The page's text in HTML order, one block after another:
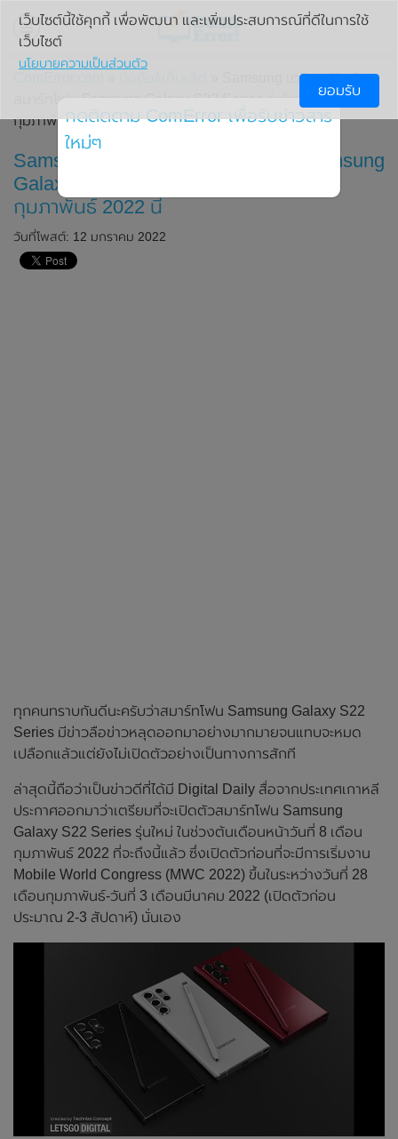
» Samsung เตรียมเปิดตัว
สมาร์ทโฟน Samsung Galaxy S22 Series รุ่นใหม่ ในวันที่ 8
กุมภาพันธ์ 2022 นี้
Samsung เตรียมเปิดตัวสมาร์ทโฟน Samsung
Galaxy S22 Series รุ่นใหม่ ในวันที่ 8
กุมภาพันธ์ 2022 นี้
วันที่โพสต์: 12 มกราคม 2022
ทุกคนทราบกันดีนะครับว่าสมาร์ทโฟน Samsung Galaxy S22
Series มีข่าวลือข่าวหลุดออกมาอย่างมากมายจนแทบจะหมด
เปลือกแล้วแต่ยังไม่เปิดตัวอย่างเป็นทางการสักที
ล่าสุดนี้ถือว่าเป็นข่าวดีที่ได้มี Digital Daily สื่อจากประเทศเกาหลี
ประกาศออกมาว่าเตรียมที่จะเปิดตัวสมาร์ทโฟน Samsung
Galaxy S22 Series รุ่นใหม่ ในช่วงต้นเดือนหน้าวันที่ 8 เดือน
กุมภาพันธ์ 2022 ที่จะถึงนี้แล้ว ซึ่งเปิดตัวก่อนที่จะมีการเริ่มงาน
Mobile World Congress (MWC 2022) ขึ้นในระหว่างวันที่ 28
เดือนกุมภาพันธ์-วันที่ 3 เดือนมีนาคม 2022 (เปิดตัวก่อน
ประมาณ 2-3 สัปดาห์) นั่นเอง
เว็บไซต์นี้ใช้คุกกี้ เพื่อพัฒนา และเพิ่มประสบการณ์ที่ดีในการใช้
เว็บไซต์
นโยบายความเป็นส่วนตัว
ยอมรับ
กดติดตาม ComError เพื่อรับข่าวสาร
ใหม่ๆ